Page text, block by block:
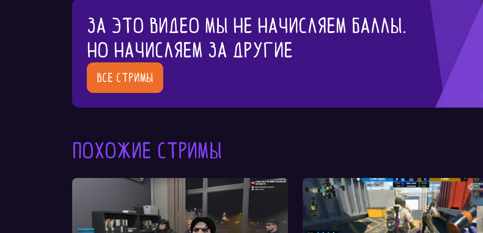
За это видео мы не начисляем баллы.
Но начисляем за другие
Все стримы
Похожие стримы